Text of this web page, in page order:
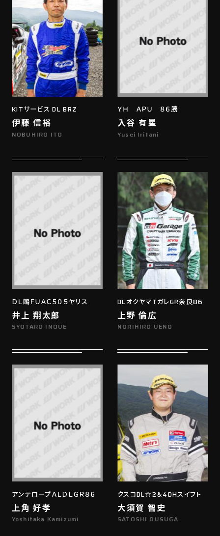
KITサービス DL BRZ
伊藤 信裕
NOBUHIRO ITO
ＹＨ ＡＰＵ ８６勝
入谷 有星
Yusei Iritani
ＤＬ鴎ＦＵＡＣ５０５ヤリス
井上 翔太郎
SYOTARO INOUE
DLオクヤマTガレGR奈良86
上野 倫広
NORIHIRO UENO
アンテロープＡＬＤＬＧＲ８６
上角 好孝
Yoshitaka Kamizumi
クスコDL☆2＆4DHスイフト
大須賀 智史
SATOSHI OUSUGA